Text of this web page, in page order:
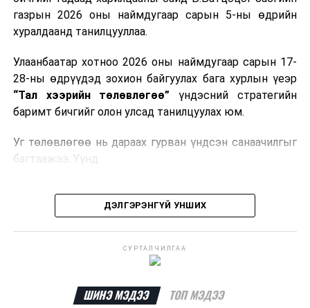
Мөн газрын тосны бүтээгдэхүүн, шатахууныг хилээр
шуурхай нэвтрүүлэх, тээвэрлэх, буулгах, гадаад
вагонцистерний ашиглалтын төлбөр, хураамжийг
хөнгөвчлөх, шаардлага хангасан зөвшөөрлийн
хүсэлтийг түргэн шийдвэрлэх, шатахууны
нийлүүлэлтийн тогтвортой байдлыг хангахыг
холбогдох сайд нарт үүрэг болголоо.
газрын 2026 оны наймдугаар сарын 5-ны өдрийн
хуралдаанд танилцууллаа.
Улаанбаатар хотноо 2026 оны наймдугаар сарын 17-
28-ны өдрүүдэд зохион байгуулах бага хурлын үеэр
“Тал хээрийн төлөвлөгөө” үндэсний стратегийн
баримт бичгийг олон улсад танилцуулах юм.
Уг төлөвлөгөө нь дараах гурван үндсэн санаачилгыг
багтаажээ. Үүнд:
Бэлчээрийн тэргүүлэх санаачилга
Ус, газрын нэгдсэн менежментийн санаачилга
дэд бүтцийн санаачилга
Эдгээр санаачилгын хүрээнд нийт
хэрэгжүүлэхээр төлөвлөж,
6.5 тэрбум ам.долларын
ДЭЛГЭРЭНГҮЙ УНШИХ
СУРТАЛЧИЛГАА
ШИНЭ МЭДЭЭ ТОП МЭДЭЭ